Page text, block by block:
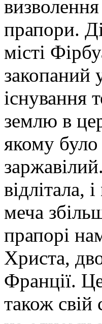
прапори.
місті
закопаний
існування
землю в
якому
відлітала,
меча
прапорі
Христа,
Франції.
також свій